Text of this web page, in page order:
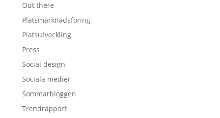
Out there
Platsmarknadsföring
Platsutveckling
Press
Social design
Sociala medier
Sommarbloggen
Trendrapport